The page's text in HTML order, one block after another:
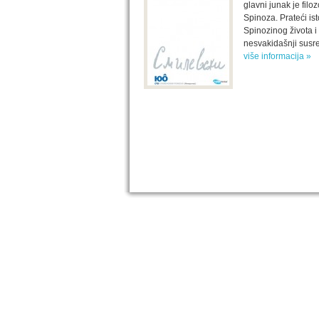
glavni junak je
Spinoza. Prateći
Spinozinog života i
nesvakidašnji
više informacija »